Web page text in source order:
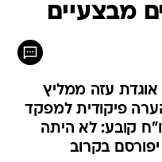
מבצעיים
עזה ממליץ
פיקודית למפקד
קובע: לא היתה
בקרוב